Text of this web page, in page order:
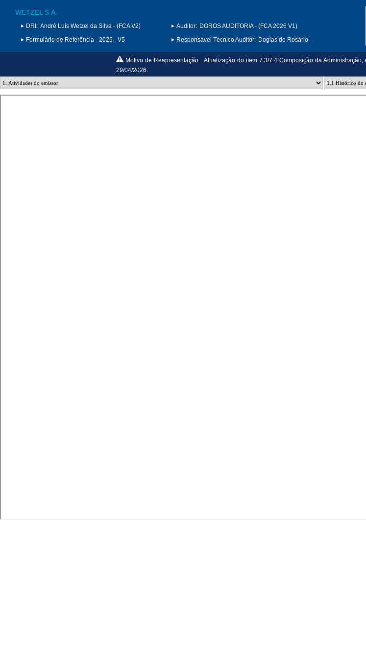
WETZEL S.A.
DRI: André Luís Wetzel da Silva - (FCA V2)
Formulário de Referência - 2025 - V5
Auditor: DOROS AUDITORIA - (FCA 2026 V1)
Responsável Técnico Auditor: Doglas do Rosário
Motivo de Reapresentação: Atualização do item 7.3/7.4 Composição da
29/04/2026.